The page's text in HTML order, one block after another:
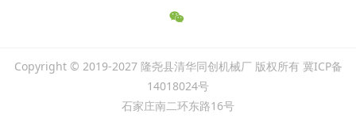
Copyright © 2019-2027 隆尧县清华同创机械厂 版权所有 冀ICP备
14018024号
石家庄南二环东路16号